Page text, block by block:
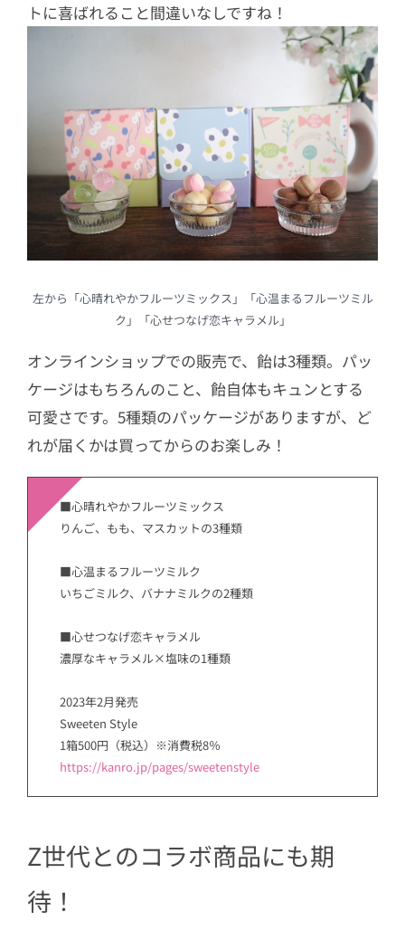
トに喜ばれること間違いなしですね！
左から「心晴れやかフルーツミックス」「心温まるフルーツミル
ク」「心せつなげ恋キャラメル」
オンラインショップでの販売で、飴は3種類。パッ
ケージはもちろんのこと、飴自体もキュンとする
可愛さです。5種類のパッケージがありますが、ど
れが届くかは買ってからのお楽しみ！
■心晴れやかフルーツミックス
りんご、もも、マスカットの3種類
■心温まるフルーツミルク
いちごミルク、バナナミルクの2種類
■心せつなげ恋キャラメル
濃厚なキャラメル×塩味の1種類
2023年2月発売
Sweeten Style
1箱500円（税込）※消費税8％
https://kanro.jp/pages/sweetenstyle
Z世代とのコラボ商品にも期
待！